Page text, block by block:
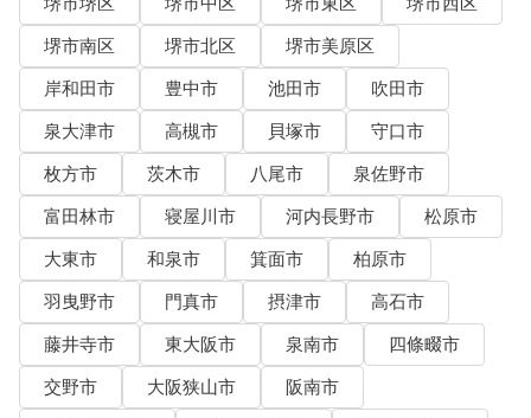
堺市南区
堺市北区
堺市美原区
岸和田市
豊中市 池田市
吹田市
泉大津市
高槻市 貝塚市
守口市
枚方市
茨木市 八尾市
泉佐野市
富田林市
寝屋川市 河内長野市
松原市
大東市
和泉市 箕面市
柏原市
羽曳野市
門真市 摂津市
高石市
藤井寺市
東大阪市 泉南市
四條畷市
交野市
大阪狭山市
阪南市